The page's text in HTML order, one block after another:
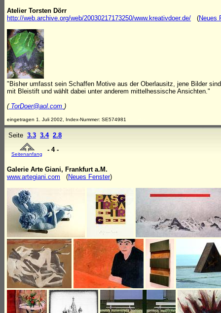
Atelier Torsten Dörr
http://web.archive.org/web/20030217173250/www.kreativdoer.de/ (Neues
"Bisher umfasst sein Schaffen Motive aus der Oberlausitz, jene Bilder
mit Bleistift und wählt dabei unter anderem mittelhessische Ansichten."
(TorDoer@aol.com )
eingetragen 1. Juli 2002, Index-Nummer: SE574981
Seite 3.3 3.4 2.8
Seitenanfang
- 4 -
Galerie Arte Giani, Frankfurt a.M.
www.artegiani.com (Neues Fenster)